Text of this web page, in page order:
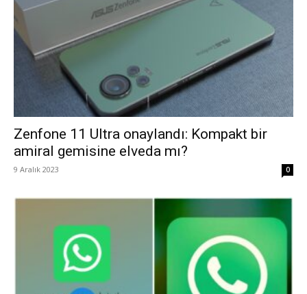
Zenfone 11 Ultra onaylandı: Kompakt bir
amiral gemisine elveda mı?
9 Aralık 2023 0